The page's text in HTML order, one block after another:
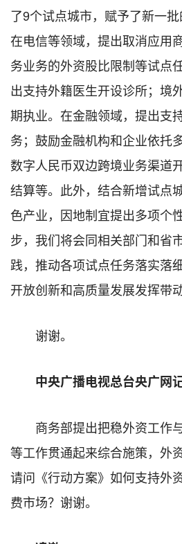
了9个试点城市，赋予了新一批
在电信等领域，提出取消应用
务业务的外资股比限制等试点
出支持外籍医生开设诊所；境
期执业。在金融领域，提出支
务；鼓励金融机构和企业依托
数字人民币双边跨境业务渠道
结算等。此外，结合新增试点
色产业，因地制宜提出多项个
步，我们将会同相关部门和省
践，推动各项试点任务落实落
开放创新和高质量发展发挥带
谢谢。
中央广播电视总台央广网
商务部提出把稳外资工作
等工作贯通起来综合施策，外
请问《行动方案》如何支持外
费市场？谢谢。